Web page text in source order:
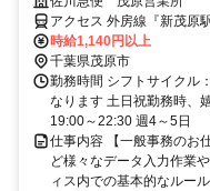
アクセス 外房線『新茂原駅
時給1,140円以上
千葉県茂原市
勤務時間 シフトサイクル
なります 土日祝勤務時、
19:00～22:30 週4～5日
仕事内容 【一般事務のお
ど様々なデータ入力作業
ィス内での基本的なルー